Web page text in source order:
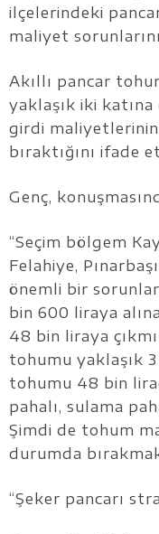
ilçelerindeki
maliyet
Akıllı pancar
yaklaşık iki katına
girdi
bıraktığını ifade
Genç,
“Seçim bölgem
Felahiye,
önemli bir
bin 600 liraya
48 bin liraya
tohumu yaklaşık
tohumu 48 bin
pahalı, sulama
Şimdi de tohum
durumda
“Şeker pancarı